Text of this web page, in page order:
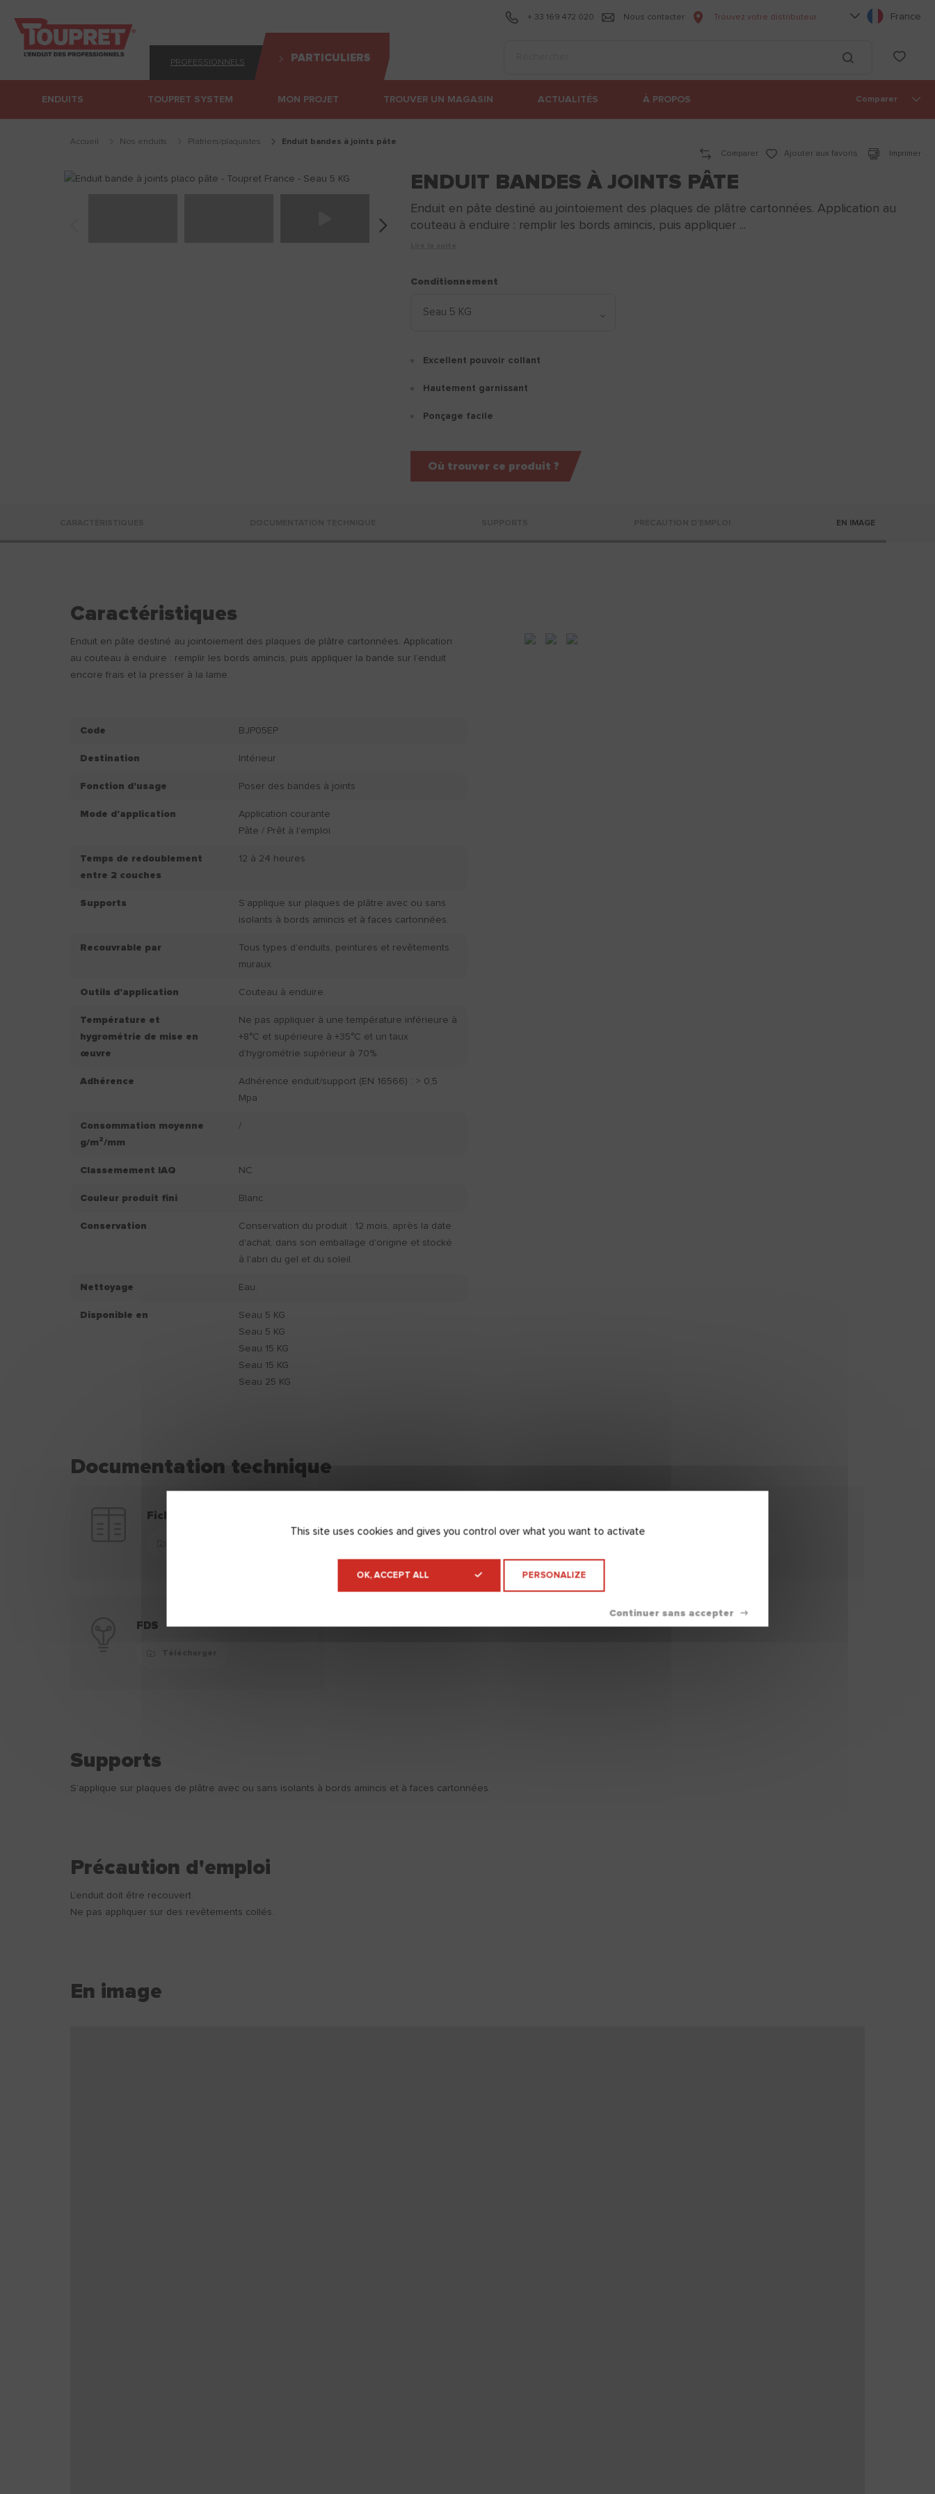
PROFESSIONNELS PARTICULIERS
+ 33 169 472 020 Nous contacter Trouvez votre distributeur Choisissez votre
France
Lancer la
ENDUITS TOUPRET SYSTEM MON PROJET TROUVER UN MAGASIN ACTUALITÉS À PROPOS Comparer
Accueil Nos enduits platriers/plaquistes
enduit bandes à joints pâte
Comparer
Ajouter aux favoris Imprimer
ENDUIT BANDES À JOINTS PÂTE
Enduit en pâte destiné au jointoiement des plaques de plâtre cartonnées. Application au
couteau à enduire : remplir les bords amincis, puis appliquer ...
Conditionnement
Excellent pouvoir collant
Hautement garnissant
Ponçage facile
Où trouver ce produit ?
EN IMAGE
Caractéristiques
Enduit en pâte destiné au jointoiement des plaques de plâtre cartonnées. Application
au couteau à enduire : remplir les bords amincis, puis appliquer la bande sur l’enduit
encore frais et la presser à la lame.
Code BJP05EP
Destination Intérieur
Fonction d'usage Poser des bandes à joints
Mode d'application
Application courante
Pâte / Prêt à l'emploi
Temps de redoublement
entre 2 couches
12 à 24 heures
Supports
S’applique sur plaques de plâtre avec ou sans
isolants à bords amincis et à faces cartonnées.
Recouvrable par
Tous types d’enduits, peintures et revêtements
muraux
Outils d'application Couteau à enduire.
Température et
hygrométrie de mise en
œuvre
Ne pas appliquer à une température inférieure à
+8°C et supérieure à +35°C et un taux
d’hygrométrie supérieur à 70%.
Adhérence
Adhérence enduit/support (EN 16566) : > 0,5
Mpa
Consommation moyenne
g/m²/mm
/
Classemement IAQ NC
Couleur produit fini Blanc.
Conservation
Conservation du produit : 12 mois, après la date
d'achat, dans son emballage d'origine et stocké
à l'abri du gel et du soleil.
Nettoyage Eau.
Disponible en
Seau 5 KG
Seau 5 KG
Seau 15 KG
Seau 15 KG
Seau 25 KG
Documentation technique
Fiche technique
FDS
Supports
S’applique sur plaques de plâtre avec ou sans isolants à bords amincis et à faces cartonnées.
Précaution d'emploi
L’enduit doit être recouvert.
Ne pas appliquer sur des revêtements collés.
En image
This site uses cookies and gives you control over what you want to activate
OK, ACCEPT ALL PERSONALIZE